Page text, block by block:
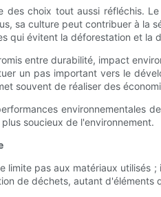
choix tout aussi réfléchis.
sa culture peut contribuer à la
qui évitent la déforestation et la
entre durabilité, impact
un pas important vers le
souvent de réaliser des
environnementales
soucieux de l'environnement.
limite pas aux matériaux
de déchets, autant